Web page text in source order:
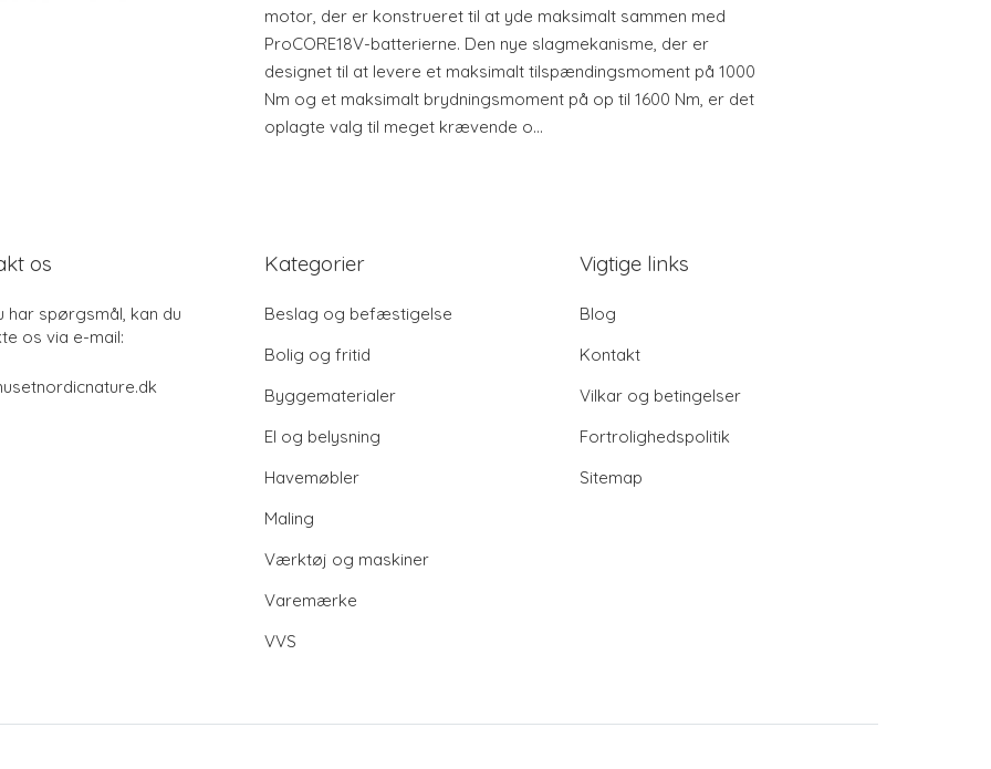
motor, der er konstrueret til at yde maksimalt sammen med
ProCORE18V-batterierne. Den nye slagmekanisme, der er
designet til at levere et maksimalt tilspændingsmoment på 1000
Nm og et maksimalt brydningsmoment på op til 1600 Nm, er det
oplagte valg til meget krævende o…
os
har spørgsmål, kan du
os via e-mail:
Kategorier
Beslag og befæstigelse
Bolig og fritid
Byggematerialer
El og belysning
Havemøbler
Maling
Værktøj og maskiner
Varemærke
VVS
Vigtige links
Blog
Kontakt
Vilkar og betingelser
Fortrolighedspolitik
Sitemap